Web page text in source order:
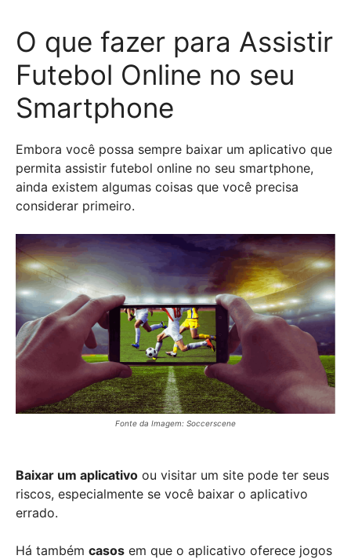
O que fazer para Assistir
Futebol Online no seu
Smartphone
Embora você possa sempre baixar um aplicativo que
permita assistir futebol online no seu smartphone,
ainda existem algumas coisas que você precisa
considerar primeiro.
Fonte da Imagem: Soccerscene
Baixar um aplicativo ou visitar um site pode ter seus
riscos, especialmente se você baixar o aplicativo
errado.
Há também casos em que o aplicativo oferece jogos